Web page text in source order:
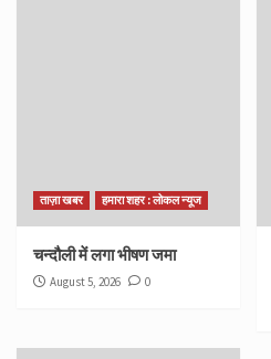
ताज़ा खबर हमारा शहर : लोकल न्यूज
चन्दौली में लगा भीषण जमा
August 5, 2026 0